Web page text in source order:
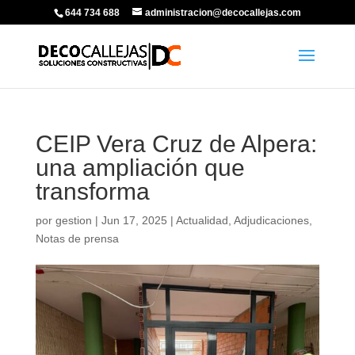
644 734 688 administracion@decocallejas.com
CEIP Vera Cruz de Alpera:
una ampliación que
transforma
por gestion | Jun 17, 2025 | Actualidad Adjudicaciones,
Notas de prensa